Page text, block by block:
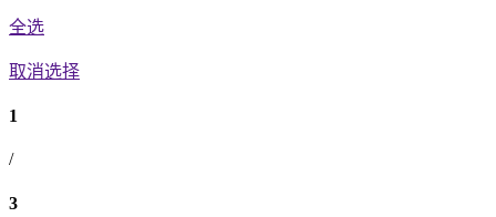
全选
取消选择
1
/
3